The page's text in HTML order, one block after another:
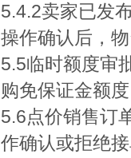
5.4.2卖家已发
操作确认后，
5.5临时额度审
购免保证金额
5.6点价销售订
作确认或拒绝